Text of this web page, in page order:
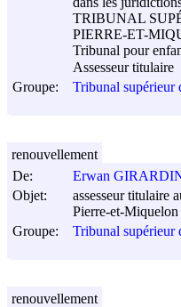
TRIBUNAL
PIERRE-ET-
Tribunal pour
Assesseur titulaire
Groupe:
Tribunal supérieur
De:
Erwan
Objet:
assesseur titulaire
Pierre-et-Miquelon
Groupe:
Tribunal supérieur
renouvellement
renouvellement